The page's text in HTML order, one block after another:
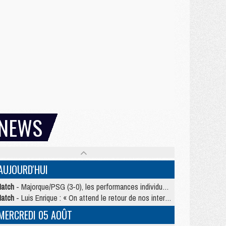
- Majorque/PSG (3-0), les performances individuelles
- Luis Enrique : « On attend le retour de nos internationaux »
05 AOÛT